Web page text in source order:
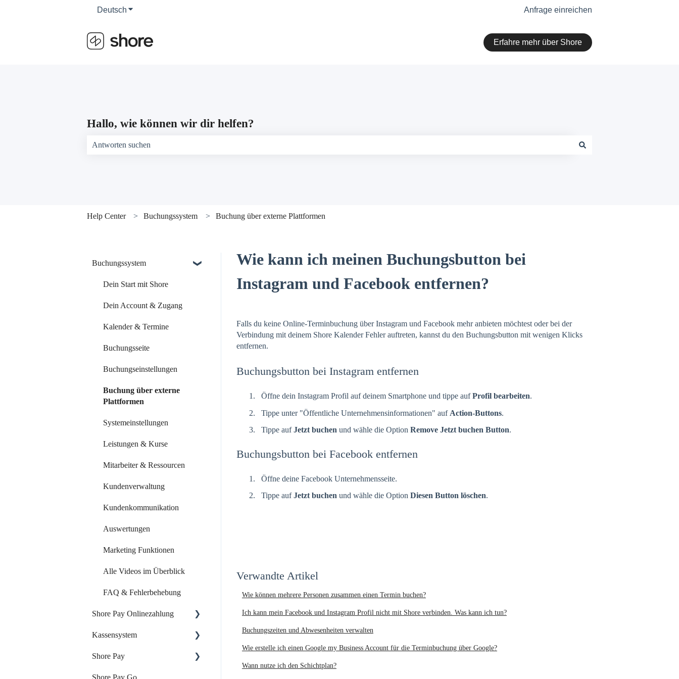
Deutsch Untermenü für Übersetzungen anzeigen Anfrage einreichen
Erfahre mehr über Shore
Hallo, wie können wir dir helfen?
Help Center Buchungssystem Buchung über externe Plattformen
Wie kann ich meinen Buchungsbutton bei
Instagram und Facebook entfernen?
Falls du keine Online-Terminbuchung über Instagram und Facebook mehr anbieten möchtest oder bei der
Verbindung mit deinem Shore Kalender Fehler auftreten, kannst du den Buchungsbutton mit wenigen Klicks
entfernen.
Buchungsbutton bei Instagram entfernen
Öffne dein Instagram Profil auf deinem Smartphone und tippe aufProfil bearbeiten.
Tippe unter "Öffentliche Unternehmensinformationen" auf Action-Buttons.
Tippe aufJetzt buchen und wähle die Option Remove Jetzt buchen Button.
Buchungsbutton bei Facebook entfernen
Öffne deine Facebook Unternehmensseite.
Tippe aufJetzt buchen und wähle die Option Diesen Button löschen.
Verwandte Artikel
Wie können mehrere Personen zusammen einen Termin buchen?
Ich kann mein Facebook und Instagram Profil nicht mit Shore verbinden. Was kann ich tun?
Buchungszeiten und Abwesenheiten verwalten
Wie erstelle ich einen Google my Business Account für die Terminbuchung über Google?
Wann nutze ich den Schichtplan?
Buchungssystem
Dein Start mit Shore
Dein Account & Zugang
Kalender & Termine
Buchungsseite
Buchungseinstellungen
Buchung über externe
Plattformen
Systemeinstellungen
Leistungen & Kurse
Mitarbeiter & Ressourcen
Kundenverwaltung
Kundenkommunikation
Auswertungen
Marketing Funktionen
Alle Videos im Überblick
FAQ & Fehlerbehebung
Shore Pay Onlinezahlung
Einrichtung & Aktivierung
Zahlungsoptionen &
Kassensystem
Dein Start mit der Shore
Shore Pay
Erste Schritte
Shore Pay Go